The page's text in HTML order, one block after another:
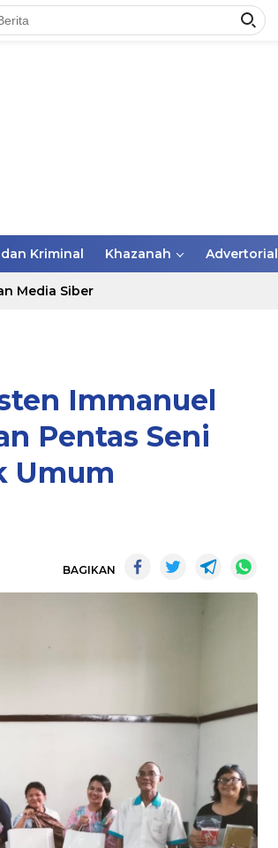
Kriminal Khazanah Advertorial
Media Siber
Immanuel
Pentas Seni
Umum
BAGIKAN